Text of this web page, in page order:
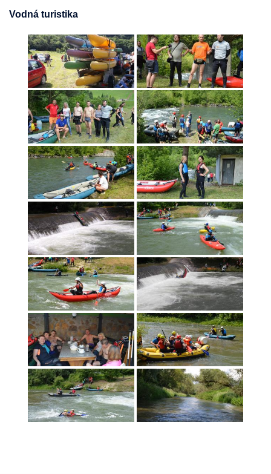
Vodná turistika